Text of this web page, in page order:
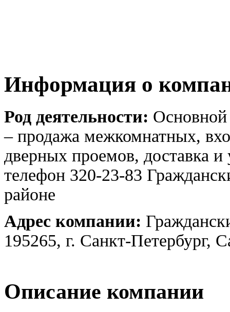
Информация о
Род деятельности:
– продажа межкомнатных,
дверных проемов, доставка
телефон 320-23-83
районе
Адрес компании:
195265, г. Санкт-Петербург,
Описание компании